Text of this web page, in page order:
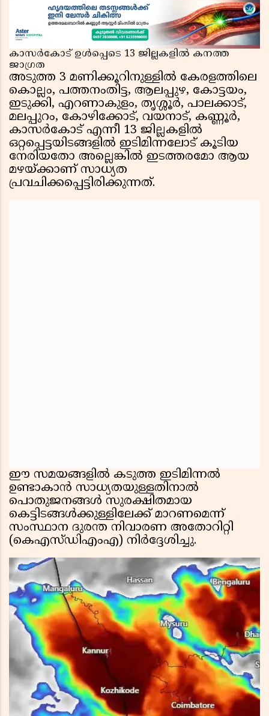
കാസർകോട് ഉൾപ്പെടെ 13 ജില്ലകളിൽ കനത്ത
ജാഗ്രത
അടുത്ത 3 മണിക്കൂറിനുള്ളിൽ കേരളത്തിലെ
കൊല്ലം, പത്തനംതിട്ട, ആലപ്പുഴ, കോട്ടയം,
ഇടുക്കി, എറണാകുളം, തൃശ്ശൂർ, പാലക്കാട്,
മലപ്പുറം, കോഴിക്കോട്, വയനാട്, കണ്ണൂർ,
കാസർകോട് എന്നീ 13 ജില്ലകളിൽ
ഒറ്റപ്പെട്ടയിടങ്ങളിൽ ഇടിമിന്നലോട് കൂടിയ
നേരിയതോ അല്ലെങ്കിൽ ഇടത്തരമോ ആയ
മഴയ്ക്കാണ് സാധ്യത
പ്രവചിക്കപ്പെട്ടിരിക്കുന്നത്.
ഈ സമയങ്ങളിൽ കടുത്ത ഇടിമിന്നൽ
ഉണ്ടാകാൻ സാധ്യതയുള്ളതിനാൽ
പൊതുജനങ്ങൾ സുരക്ഷിതമായ
കെട്ടിടങ്ങൾക്കുള്ളിലേക്ക് മാറണമെന്ന്
സംസ്ഥാന ദുരന്ത നിവാരണ അതോറിറ്റി
(കെഎസ്ഡിഎംഎ) നിർദ്ദേശിച്ചു.